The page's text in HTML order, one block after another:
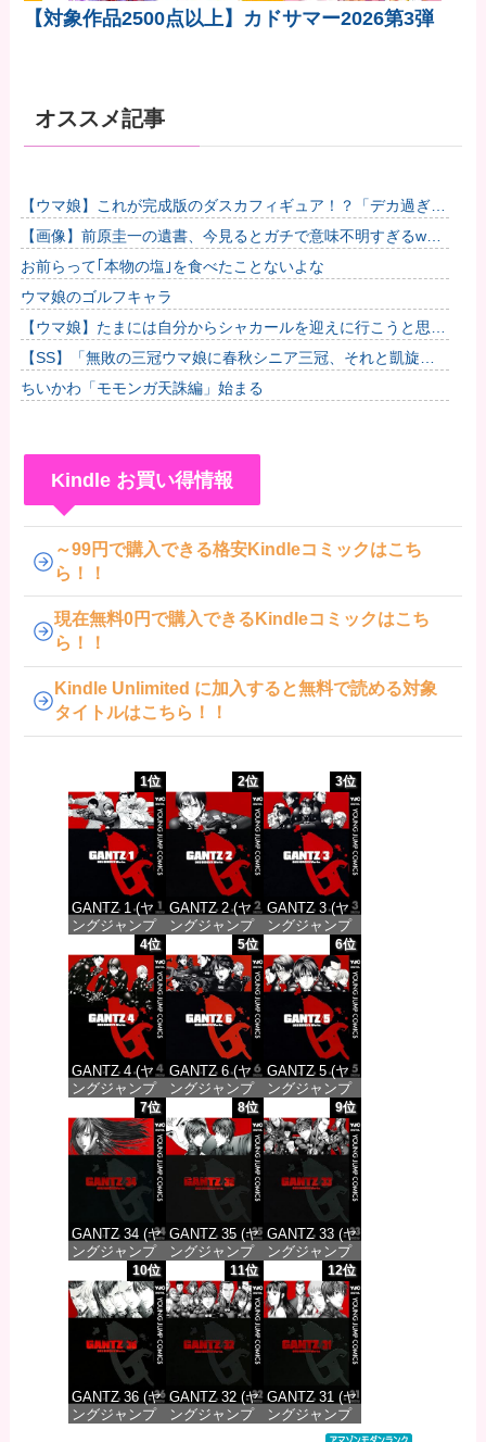
【対象作品2500点以上】カドサマー2026第3弾
オススメ記事
【ウマ娘】これが完成版のダスカフィギュア！？「デカ過ぎん
だろ…」他
【画像】前原圭一の遺書、今見るとガチで意味不明すぎるwww
他
お前らって｢本物の塩｣を食べたことないよな
ウマ娘のゴルフキャラ
【ウマ娘】たまには自分からシャカールを迎えに行こうと思う
ライツ博士
【SS】「無敗の三冠ウマ娘に春秋シニア三冠、それと凱旋門
で勝利したら結婚してもいいよ」と担当ウマ娘に発言した普通
のトレー...
ちいかわ「モモンガ天誅編」始まる
Kindle お買い得情報
～99円で購入できる格安Kindleコミックはこち
ら！！
現在無料0円で購入できるKindleコミックはこち
ら！！
Kindle Unlimited に加入すると無料で読める対象
タイトルはこちら！！
1位
GANTZ 1 (ヤ
ングジャンプ
コミックス
DIGITAL)
価格：¥100
2位
GANTZ 2 (ヤ
ングジャンプ
コミックス
DIGITAL)
価格：¥100
3位
GANTZ 3 (ヤ
ングジャンプ
コミックス
DIGITAL)
価格：¥100
4位
GANTZ 4 (ヤ
ングジャンプ
コミックス
DIGITAL)
価格：¥100
5位
GANTZ 6 (ヤ
ングジャンプ
コミックス
DIGITAL)
価格：¥100
6位
GANTZ 5 (ヤ
ングジャンプ
コミックス
DIGITAL)
価格：¥100
7位
GANTZ 34 (ヤ
ングジャンプ
コミックス
DIGITAL)
価格：¥100
8位
GANTZ 35 (ヤ
ングジャンプ
コミックス
DIGITAL)
価格：¥100
9位
GANTZ 33 (ヤ
ングジャンプ
コミックス
DIGITAL)
価格：¥100
10位
GANTZ 36 (ヤ
ングジャンプ
11位
GANTZ 32 (ヤ
ングジャンプ
12位
GANTZ 31 (ヤ
ングジャンプ
コミックス